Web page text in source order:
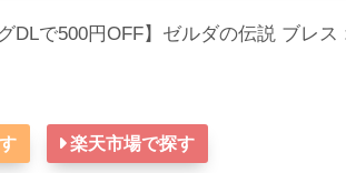
DLで500円OFF】ゼルダの伝説 ブレ
楽天市場で探す